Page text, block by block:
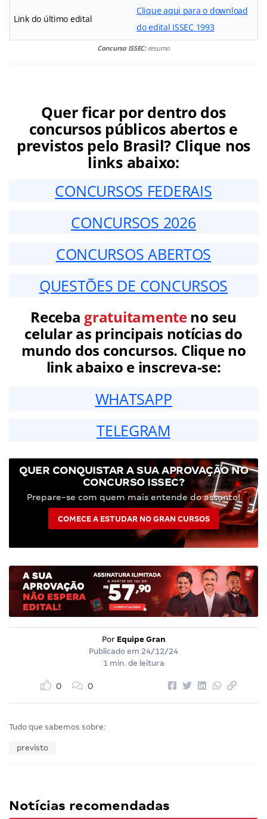
Link do último edital
Clique aqui para o download
do edital ISSEC 1993
Concurso ISSEC: resumo
Quer ficar por dentro dos
concursos públicos abertos e
previstos pelo Brasil? Clique nos
links abaixo:
CONCURSOS FEDERAIS
CONCURSOS 2026
CONCURSOS ABERTOS
QUESTÕES DE CONCURSOS
Receba gratuitamenteno seu
celular as principais notícias do
mundo dos concursos. Clique no
link abaixo e inscreva-se:
WHATSAPP
TELEGRAM
QUER CONQUISTAR A SUA APROVAÇÃO NO
CONCURSO ISSEC?
Prepare-se com quem mais entende do assunto!
COMECE A ESTUDAR NO GRAN CURSOS
Por Equipe Gran
Publicado em 24/12/24
1 min. de leitura
0 0
Tudo que sabemos sobre:
previsto
Notícias recomendadas